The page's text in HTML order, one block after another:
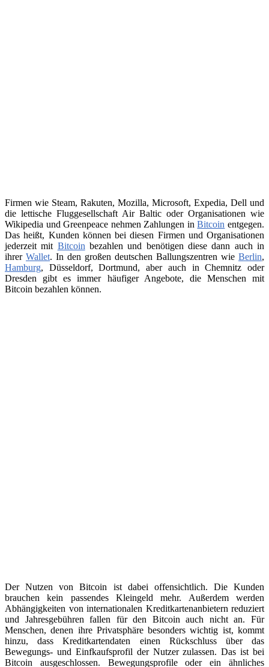
Firmen wie Steam, Rakuten, Mozilla, Microsoft, Expedia, Dell und
die lettische Fluggesellschaft Air Baltic oder Organisationen wie
Wikipedia und Greenpeace nehmen Zahlungen inBitcoin entgegen.
Das heißt, Kunden können bei diesen Firmen und Organisationen
jederzeit mit Bitcoin bezahlen und benötigen diese dann auch in
ihrer Wallet. In den großen deutschen Ballungszentren wie Berlin,
Hamburg, Düsseldorf, Dortmund, aber auch in Chemnitz oder
Dresden gibt es immer häufiger Angebote, die Menschen mit
Bitcoin bezahlen können.
Der Nutzen von Bitcoin ist dabei offensichtlich. Die Kunden
brauchen kein passendes Kleingeld mehr. Außerdem werden
Abhängigkeiten von internationalen Kreditkartenanbietern reduziert
und Jahresgebühren fallen für den Bitcoin auch nicht an. Für
Menschen, denen ihre Privatsphäre besonders wichtig ist, kommt
hinzu, dass Kreditkartendaten einen Rückschluss über das
Bewegungs- und Einfkaufsprofil der Nutzer zulassen. Das ist bei
Bitcoin ausgeschlossen. Bewegungsprofile oder ein ähnliches